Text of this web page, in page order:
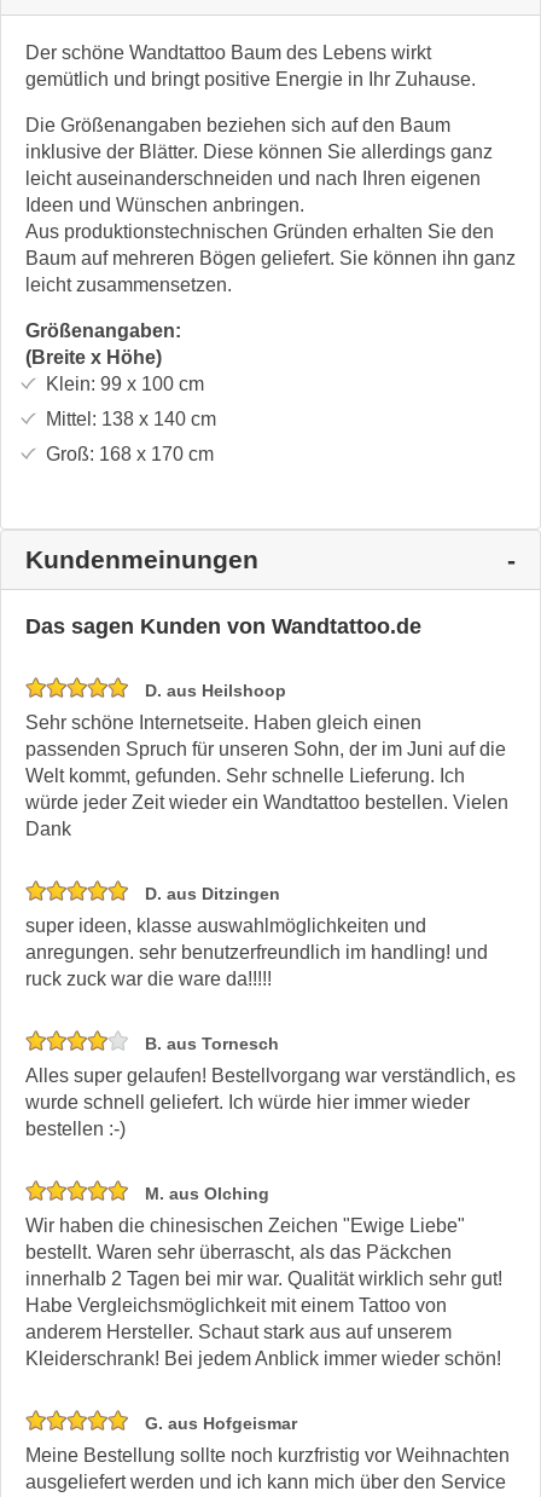
Der schöne Wandtattoo Baum des Lebens wirkt
gemütlich und bringt positive Energie in Ihr Zuhause.
Die Größenangaben beziehen sich auf den Baum
inklusive der Blätter. Diese können Sie allerdings ganz
leicht auseinanderschneiden und nach Ihren eigenen
Ideen und Wünschen anbringen.
Aus produktionstechnischen Gründen erhalten Sie den
Baum auf mehreren Bögen geliefert. Sie können ihn ganz
leicht zusammensetzen.
Größenangaben:
(Breite x Höhe)
Klein: 99 x 100cm
Mittel: 138 x 140cm
Groß: 168 x 170cm
Kundenmeinungen
Das sagen Kunden von Wandtattoo.de
D. aus Heilshoop
Sehr schöne Internetseite. Haben gleich einen
passenden Spruch für unseren Sohn, der im Juni auf die
Welt kommt, gefunden. Sehr schnelle Lieferung. Ich
würde jeder Zeit wieder ein Wandtattoo bestellen. Vielen
Dank
D. aus Ditzingen
super ideen, klasse auswahlmöglichkeiten und
anregungen. sehr benutzerfreundlich im handling! und
ruck zuck war die ware da!!!!!
B. aus Tornesch
Alles super gelaufen! Bestellvorgang war verständlich, es
wurde schnell geliefert. Ich würde hier immer wieder
bestellen :-)
M. aus Olching
Wir haben die chinesischen Zeichen "Ewige Liebe"
bestellt. Waren sehr überrascht, als das Päckchen
innerhalb 2 Tagen bei mir war. Qualität wirklich sehr gut!
Habe Vergleichsmöglichkeit mit einem Tattoo von
anderem Hersteller. Schaut stark aus auf unserem
Kleiderschrank! Bei jedem Anblick immer wieder schön!
G. aus Hofgeismar
Meine Bestellung sollte noch kurzfristig vor Weihnachten
ausgeliefert werden und ich kann mich über den Service